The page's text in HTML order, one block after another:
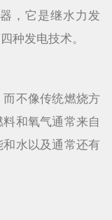
，它是继水力发
种发电技术。
不像传统燃烧方
和氧气通常来自
水以及通常还有